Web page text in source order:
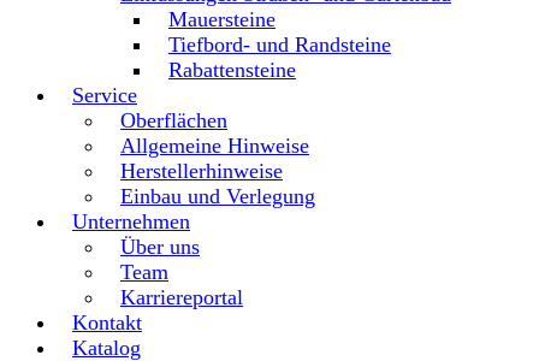
Mauersteine
Tiefbord- und Randsteine
Rabattensteine
Service
Oberflächen
Allgemeine Hinweise
Herstellerhinweise
Einbau und Verlegung
Unternehmen
Über uns
Team
Karriereportal
Kontakt
Katalog